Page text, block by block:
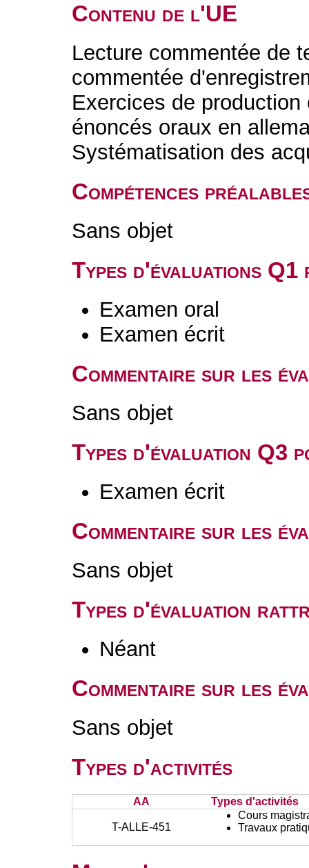
Contenu de l'UE
Lecture commentée de
commentée
Exercices de
énoncés oraux en
Systématisation des
Compétences
Sans objet
Types d'évaluations
Examen oral
Examen écrit
Commentaire sur les
Sans objet
Types d'évaluation Q3
Examen écrit
Commentaire sur les
Sans objet
Types d'évaluation
Néant
Commentaire sur les
Sans objet
Types d'activités
AA Types d'activités
T-ALLE-451
Cours
Travaux